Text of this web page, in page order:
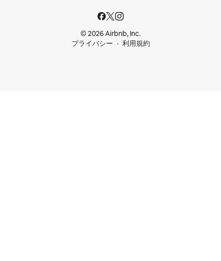
© 2026 Airbnb, Inc.
プライバシー
利用規約